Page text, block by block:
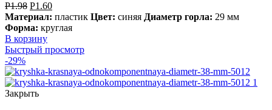
Р1.98 Р1.60
Материал: пластик Цвет: синяя Диаметр горла: 29 мм
Форма: круглая
В корзину
Быстрый просмотр
-29%
Закрыть